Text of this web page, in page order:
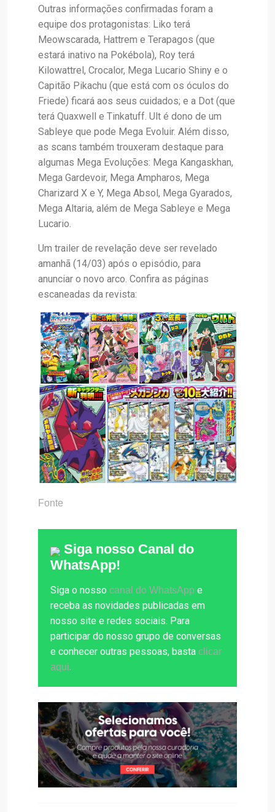
Outras informações confirmadas foram a
equipe dos protagonistas: Liko terá
Meowscarada, Hattrem e Terapagos (que
estará inativo na Pokébola), Roy terá
Kilowattrel, Crocalor, Mega Lucario Shiny e o
Capitão Pikachu (que está com os óculos do
Friede) ficará aos seus cuidados; e a Dot (que
terá Quaxwell e Tinkatuff. Ult é dono de um
Sableye que pode Mega Evoluir. Além disso,
as scans também trouxeram destaque para
algumas Mega Evoluções: Mega Kangaskhan,
Mega Gardevoir, Mega Ampharos, Mega
Charizard X e Y, Mega Absol, Mega Gyarados,
Mega Altaria, além de Mega Sableye e Mega
Lucario.
Um trailer de revelação deve ser revelado
amanhã (14/03) após o episódio, para
anunciar o novo arco. Confira as páginas
escaneadas da revista:
Fonte
Siga nosso Canal do
WhatsApp!
Siga o nosso canal do WhatsApp e
receba as novidades publicadas em
nosso site e redes sociais. Para
participar do nosso grupo de conversas
e conhecer outras pessoas, basta clicar
aqui.